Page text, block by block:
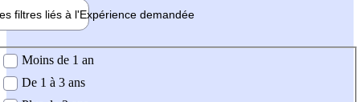
filtres liés à l'Expérience demandée
demandée
Moins de 1 an
De 1 à 3 ans